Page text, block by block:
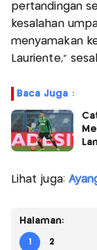
pertandingan
kesalahan
menyamakan
Lauriente,”
Baca Juga :
Lihat juga:
Halaman:
1 2